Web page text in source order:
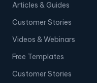
Articles & Guides
Customer Stories
Videos & Webinars
Free Templates
Customer Stories